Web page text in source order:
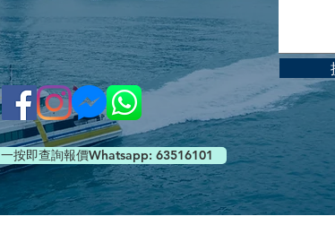
一按即查詢報價Whatsapp: 63516101